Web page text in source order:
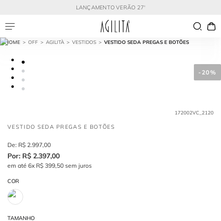
LANÇAMENTO VERÃO 27'
OFF AGILITÀ VESTIDOS VESTIDO SEDA PREGAS E BOTÕES
- 20%
172002VC_2120
VESTIDO SEDA PREGAS E BOTÕES
R$ 2.997,00
R$ 2.397,00
em até 6x R$ 399,50 sem juros
COR
TAMANHO